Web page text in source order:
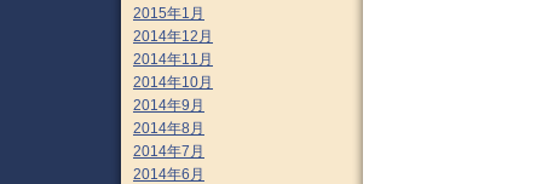
2015年1月
2014年12月
2014年11月
2014年10月
2014年9月
2014年8月
2014年7月
2014年6月